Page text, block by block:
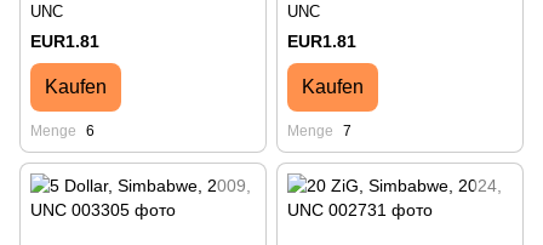
UNC
EUR1.81
Kaufen
Menge 6
UNC
EUR1.81
Kaufen
Menge 7